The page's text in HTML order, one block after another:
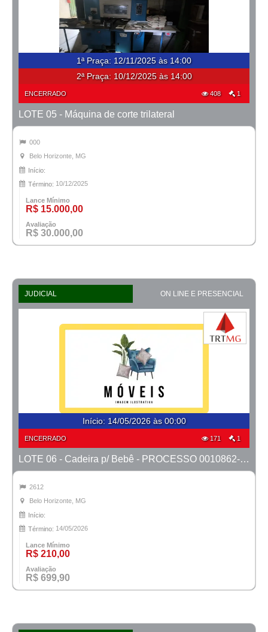
1ª Praça: 12/11/2025 às 14:00
2ª Praça: 10/12/2025 às 14:00
ENCERRADO 408 1
LOTE 05 - Máquina de corte trilateral
000
Belo Horizonte, MG
Início:
Término: 10/12/2025
Lance Mínimo
R$ 15.000,00
Avaliação
R$ 30.000,00
JUDICIAL ON LINE E PRESENCIAL
Início: 14/05/2026 às 00:00
ENCERRADO 171 1
LOTE 06 - Cadeira p/ Bebê - PROCESSO 0010862-66.2023-41ª BH
2612
Belo Horizonte, MG
Início:
Término: 14/05/2026
Lance Mínimo
R$ 210,00
Avaliação
R$ 699,90